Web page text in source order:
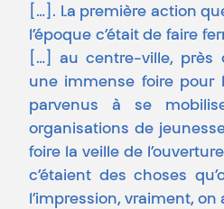
[…]. La première action
l’époque c’était de faire
[…] au centre-ville, près
une immense foire pour
parvenus à se
organisations de
foire la veille de
c’étaient des choses
l’impression, vraiment, on